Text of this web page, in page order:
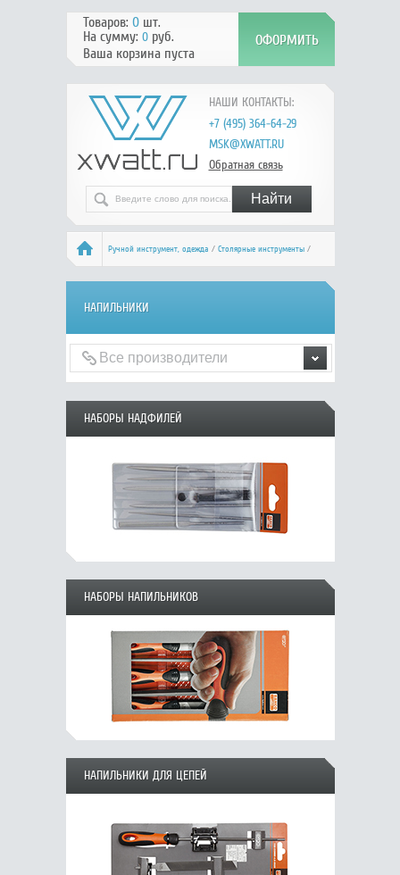
НАШИ КОНТАКТЫ:
+7 (495) 364-64-29
MSK@XWATT.RU
Обратная связь
Товаров: 0шт.
На сумму: 0руб.
Ваша корзина пуста
Ручной инcтрумент, одежда / Столярные инструменты/
Напильники
НАПИЛЬНИКИ
НАБОРЫ НАДФИЛЕЙ
НАБОРЫ НАПИЛЬНИКОВ
НАПИЛЬНИКИ ДЛЯ ЦЕПЕЙ